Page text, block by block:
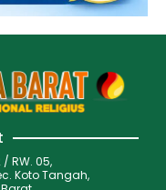
RW. 05,
Koto Tangah,